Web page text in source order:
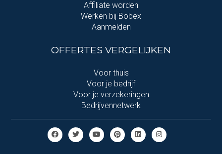
Affiliate worden
Werken bij Bobex
Aanmelden
OFFERTES VERGELIJKEN
Voor thuis
Voor je bedrijf
Voor je verzekeringen
Bedrijvennetwerk